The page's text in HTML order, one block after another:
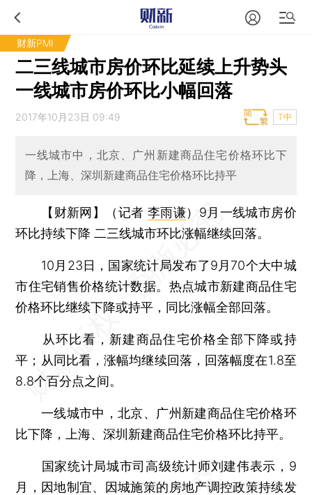
财新PMI
二三线城市房价环比延续上升势头
一线城市房价环比小幅回落
2017年10月23日 09:49 T中
一线城市中，北京、广州新建商品住宅价格环比下
降，上海、深圳新建商品住宅价格环比持平
【财新网】（记者李雨谦） 9月一线城市房价
环比持续下降 二三线城市环比涨幅继续回落。
10月23日，国家统计局发布了9月70个大中城
市住宅销售价格统计数据。热点城市新建商品住宅
价格环比继续下降或持平，同比涨幅全部回落。
从环比看，新建商品住宅价格全部下降或持
平；从同比看，涨幅均继续回落，回落幅度在1.8至
8.8个百分点之间。
一线城市中，北京、广州新建商品住宅价格环
比下降，上海、深圳新建商品住宅价格环比持平。
国家统计局城市司高级统计师刘建伟表示，9
月，因地制宜、因城施策的房地产调控政策持续发